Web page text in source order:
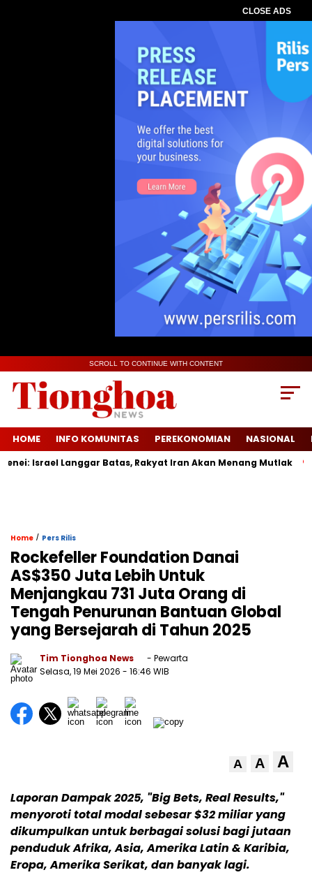
CLOSE ADS
SCROLL TO CONTINUE WITH CONTENT
HOME INFO KOMUNITAS PEREKONOMIAN NASIONAL
Langgar Batas, Rakyat Iran Akan Menang Mutlak Durian
Home / Pers Rilis
Rockefeller Foundation Danai
AS$350 Juta Lebih Untuk
Menjangkau 731 Juta Orang di
Tengah Penurunan Bantuan Global
yang Bersejarah di Tahun 2025
Tim Tionghoa News
- Pewarta
Selasa, 19 Mei 2026 - 16:46 WIB
A A A
Laporan Dampak 2025, "Big Bets, Real Results,"
menyoroti total modal sebesar $32 miliar yang
dikumpulkan untuk berbagai solusi bagi jutaan
penduduk Afrika, Asia, Amerika Latin & Karibia,
Eropa, Amerika Serikat, dan banyak lagi.